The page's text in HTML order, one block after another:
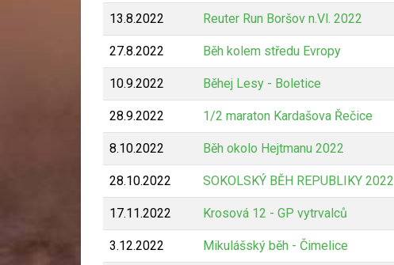
13.8.2022 Reuter Run Boršov n.Vl. 2022
27.8.2022 Běh kolem středu Evropy
10.9.2022 Běhej Lesy - Boletice
28.9.2022 1/2 maraton Kardašova Řečice
8.10.2022 Běh okolo Hejtmanu 2022
28.10.2022 SOKOLSKÝ BĚH REPUBLIKY 2022
17.11.2022 Krosová 12 - GP vytrvalců
3.12.2022 Mikulášský běh - Čimelice